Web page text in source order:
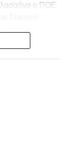
ο ΠΟΕ
φάση!